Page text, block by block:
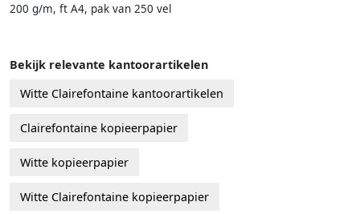
200 g/m, ft A4, pak van 250 vel
Bekijk relevante kantoorartikelen
Witte Clairefontaine kantoorartikelen
Clairefontaine kopieerpapier
Witte kopieerpapier
Witte Clairefontaine kopieerpapier